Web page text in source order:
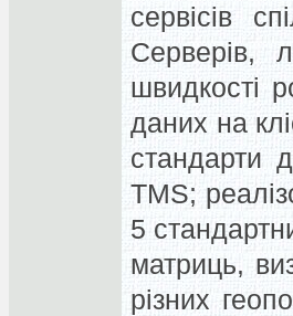
сервісів
Серверів,
швидкості
даних на
стандарти
TMS;
5
матриць,
різних